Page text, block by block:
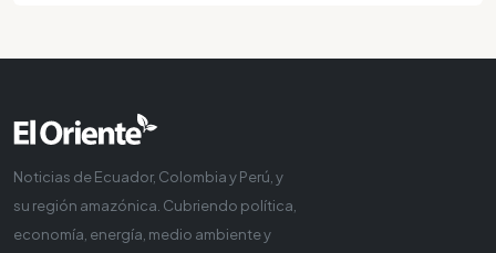
Noticias de Ecuador, Colombia y Perú, y
su región amazónica. Cubriendo política,
economía, energía, medio ambiente y